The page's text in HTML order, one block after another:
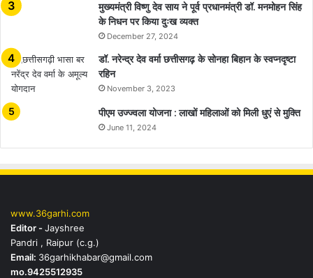
मुख्यमंत्री विष्णु देव साय ने पूर्व प्रधानमंत्री डॉ. मनमोहन सिंह
के निधन पर किया दुःख व्यक्त
December 27, 2024
डॉ. नरेन्द्र देव वर्मा छत्तीसगढ़ के सोनहा बिहान के स्वप्नदृष्टा
रहिन
November 3, 2023
पीएम उज्ज्वला योजना : लाखों महिलाओं को मिली धुएं से मुक्ति
June 11, 2024
www.36garhi.com
Editor -Jayshree
Pandri , Raipur (c.g.)
Email: 36garhikhabar@gmail.com
mo.9425512935